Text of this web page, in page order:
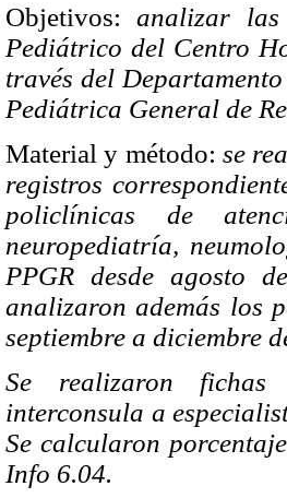
Objetivos:
analizar las
Pediátrico del Centro
través del
Pediátrica General de
Material y método: se
registros
policlínicas de
neuropediatría,
PPGR desde agosto
analizaron además los
septiembre a diciembre
Se realizaron
interconsula a
Se calcularon
Info 6.04.